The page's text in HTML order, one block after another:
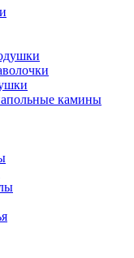
камины